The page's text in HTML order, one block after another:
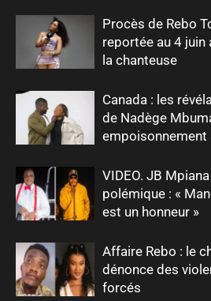
Procès de Rebo
reportée au 4 juin
la chanteuse
Canada : les
de Nadège
empoisonnement
VIDEO. JB
polémique : «
est un honneur »
Affaire Rebo : le
dénonce des
forcés